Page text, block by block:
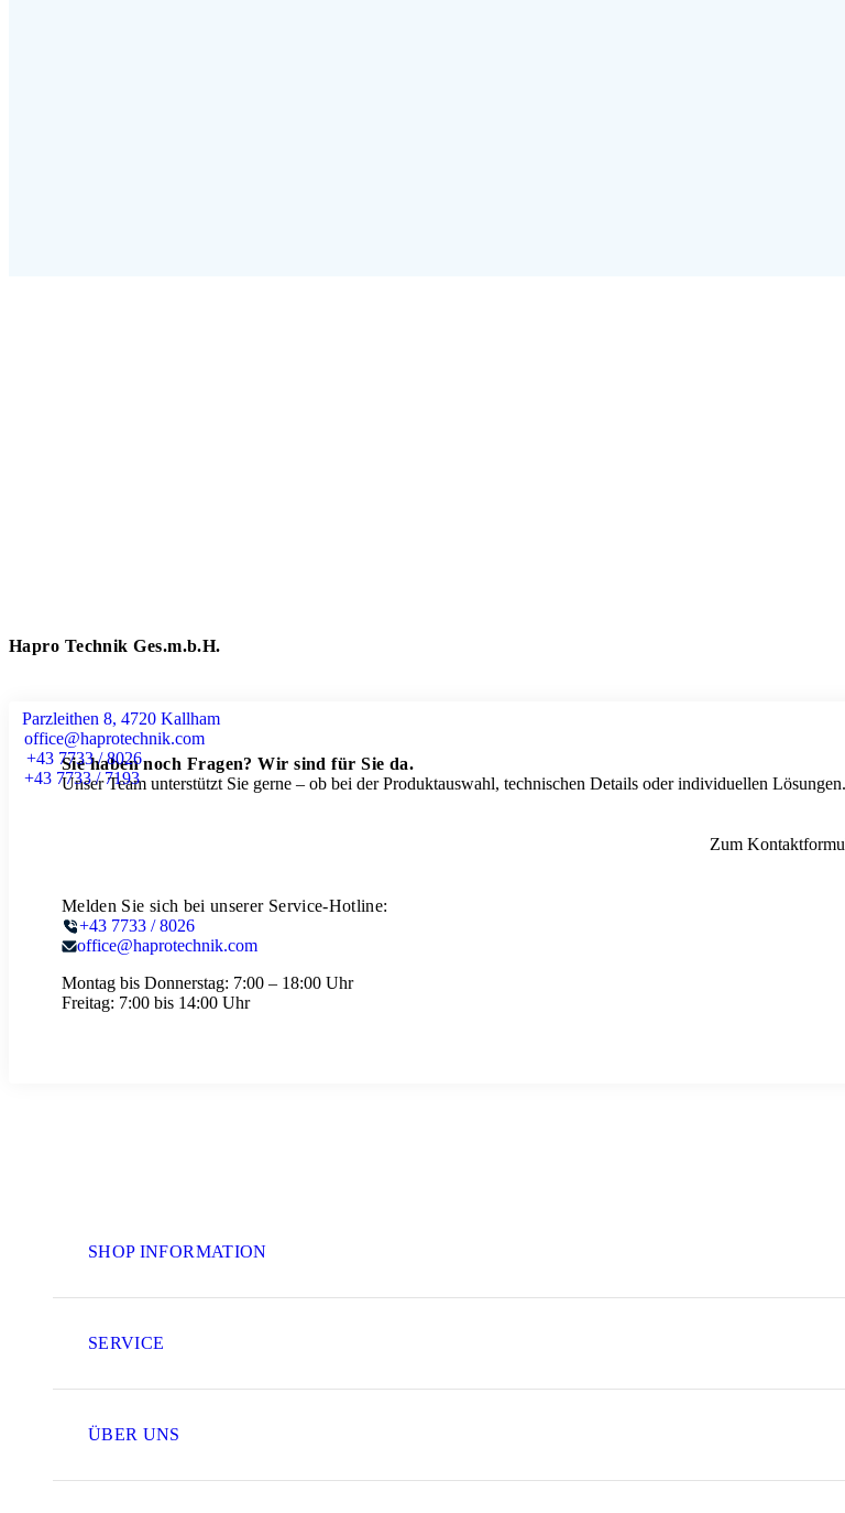
Hapro Technik Ges.m.b.H.
Parzleithen 8, 4720 Kallham
office@haprotechnik.com
+43 7733 / 8026
+43 7733 / 7193
Sie haben noch Fragen? Wir sind für Sie da.
Unser Team unterstützt Sie gerne – ob bei der Produktauswahl, technischen Details oder individuellen
Zum
Melden Sie sich bei unserer Service-Hotline:
+43 7733 / 8026
office@haprotechnik.com
Montag bis Donnerstag: 7:00 – 18:00 Uhr
Freitag: 7:00 bis 14:00 Uhr
SHOP INFORMATION
SERVICE
ÜBER UNS